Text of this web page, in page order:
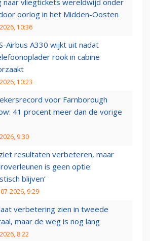
oorlog in het Midden-Oosten
10:36
Airbus A330 wijkt uit nadat
rook in cabine
10:23
voor Farnborough
41 procent meer dan de vorige
9:30
resultaten verbeteren, maar
is geen optie:
blijven’
2026, 9:29
verbetering zien in tweede
maar de weg is nog lang
8:22